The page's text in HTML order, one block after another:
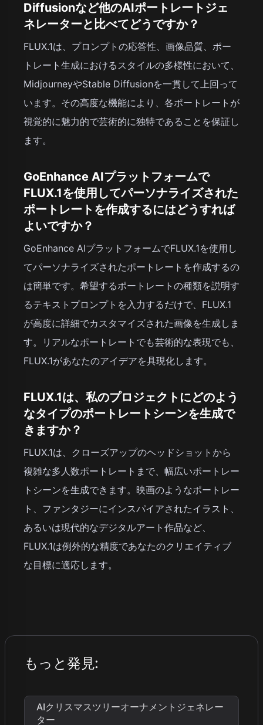
Diffusionなど他のAIポートレートジェ
ネレーターと比べてどうですか？
FLUX.1は、プロンプトの応答性、画像品質、ポー
トレート生成におけるスタイルの多様性において、
MidjourneyやStable Diffusionを一貫して上回って
います。その高度な機能により、各ポートレートが
視覚的に魅力的で芸術的に独特であることを保証し
ます。
GoEnhance AIプラットフォームで
FLUX.1を使用してパーソナライズされた
ポートレートを作成するにはどうすれば
よいですか？
GoEnhance AIプラットフォームでFLUX.1を使用し
てパーソナライズされたポートレートを作成するの
は簡単です。希望するポートレートの種類を説明す
るテキストプロンプトを入力するだけで、FLUX.1
が高度に詳細でカスタマイズされた画像を生成しま
す。リアルなポートレートでも芸術的な表現でも、
FLUX.1があなたのアイデアを具現化します。
FLUX.1は、私のプロジェクトにどのよう
なタイプのポートレートシーンを生成で
きますか？
FLUX.1は、クローズアップのヘッドショットから
複雑な多人数ポートレートまで、幅広いポートレー
トシーンを生成できます。映画のようなポートレー
ト、ファンタジーにインスパイアされたイラスト、
あるいは現代的なデジタルアート作品など、
FLUX.1は例外的な精度であなたのクリエイティブ
な目標に適応します。
もっと発見:
AIクリスマスツリーオーナメントジェネレー
ター